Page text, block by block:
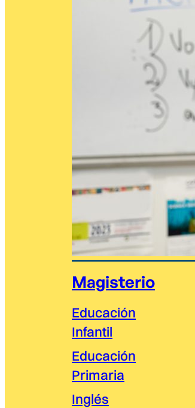
Magisterio
Educación
Infantil
Educación
Primaria
Inglés